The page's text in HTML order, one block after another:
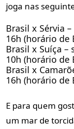
joga nas
Brasil x Sérvia
16h (horário de
Brasil x Suíça –
10h (horário de
Brasil x
16h (horário de
E para quem
um mar de